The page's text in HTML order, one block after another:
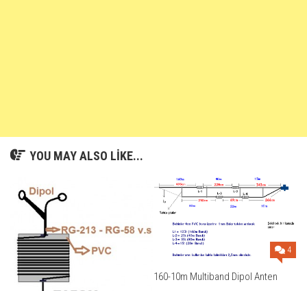
YOU MAY ALSO LIKE...
4
160-10m Multiband Dipol Anten